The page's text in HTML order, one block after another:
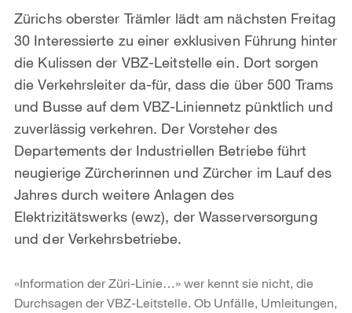
Zürichs oberster Trämler lädt am nächsten Freitag
30 Interessierte zu einer exklusiven Führung hinter
die Kulissen der VBZ-Leitstelle ein. Dort sorgen
die Verkehrsleiter da-für, dass die über 500 Trams
und Busse auf dem VBZ-Liniennetz pünktlich und
zuverlässig verkehren. Der Vorsteher des
Departements der Industriellen Betriebe führt
neugierige Zürcherinnen und Zürcher im Lauf des
Jahres durch weitere Anlagen des
Elektrizitätswerks (ewz), der Wasserversorgung
und der Verkehrsbetriebe.
«Information der Züri-Linie…» wer kennt sie nicht, die
Durchsagen der VBZ-Leitstelle. Ob Unfälle, Umleitungen,